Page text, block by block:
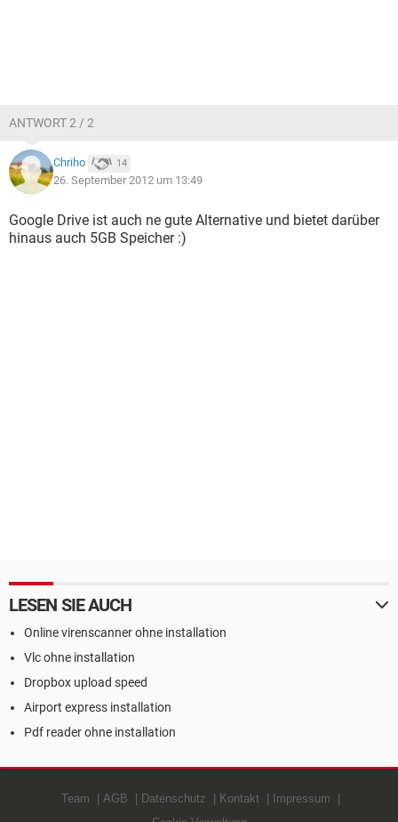
ANTWORT 2 / 2
Chriho 14
26. September 2012 um 13:49
Google Drive ist auch ne gute Alternative und bietet darüber
hinaus auch 5GB Speicher :)
LESEN SIE AUCH
Online virenscanner ohne installation
Vlc ohne installation
Dropbox upload speed
Airport express installation
Pdf reader ohne installation
Team AGB Datenschutz Kontakt
Impressum